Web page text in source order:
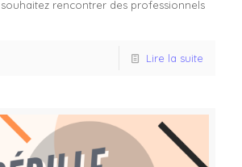
rencontrer des professionnels
Lire la suite